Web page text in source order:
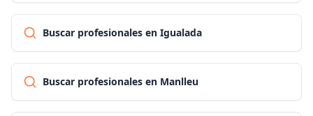
Buscar profesionales en Igualada
Buscar profesionales en Manlleu